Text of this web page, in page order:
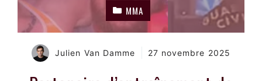
MMA
Julien Van Damme 27 novembre 2025